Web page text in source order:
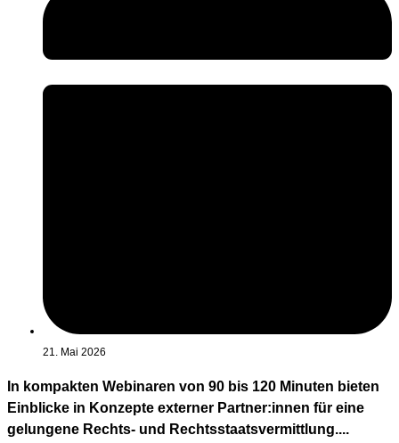
21. Mai 2026
In kompakten Webinaren von 90 bis 120 Minuten bieten
Einblicke in Konzepte externer Partner:innen für eine
gelungene Rechts- und Rechtsstaatsvermittlung....